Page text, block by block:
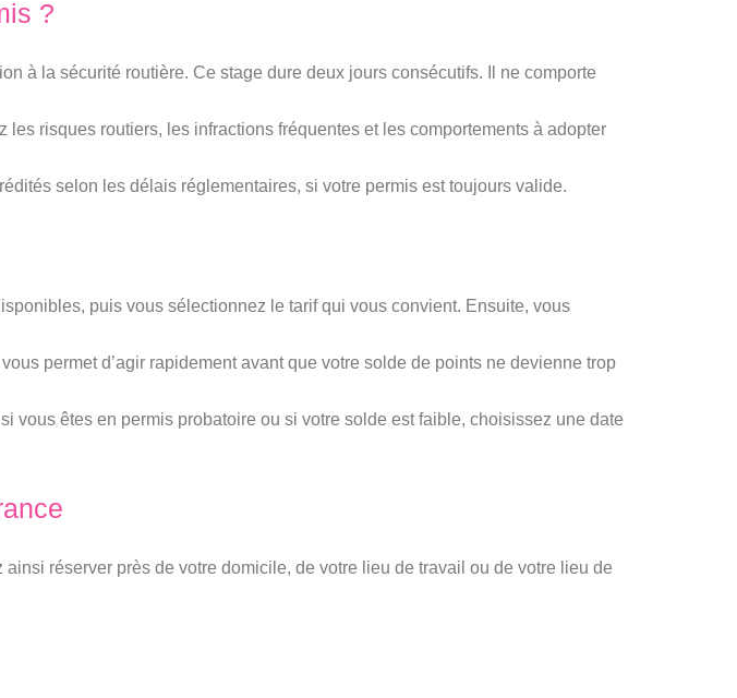
?
à la sécurité routière. Ce stage dure deux jours consécutifs. Il ne comporte
risques routiers, les infractions fréquentes et les comportements à adopter
selon les délais réglementaires, si votre permis est toujours valide.
puis vous sélectionnez le tarif qui vous convient. Ensuite, vous
permet d’agir rapidement avant que votre solde de points ne devienne trop
vous êtes en permis probatoire ou si votre solde est faible, choisissez une date
réserver près de votre domicile, de votre lieu de travail ou de votre lieu de